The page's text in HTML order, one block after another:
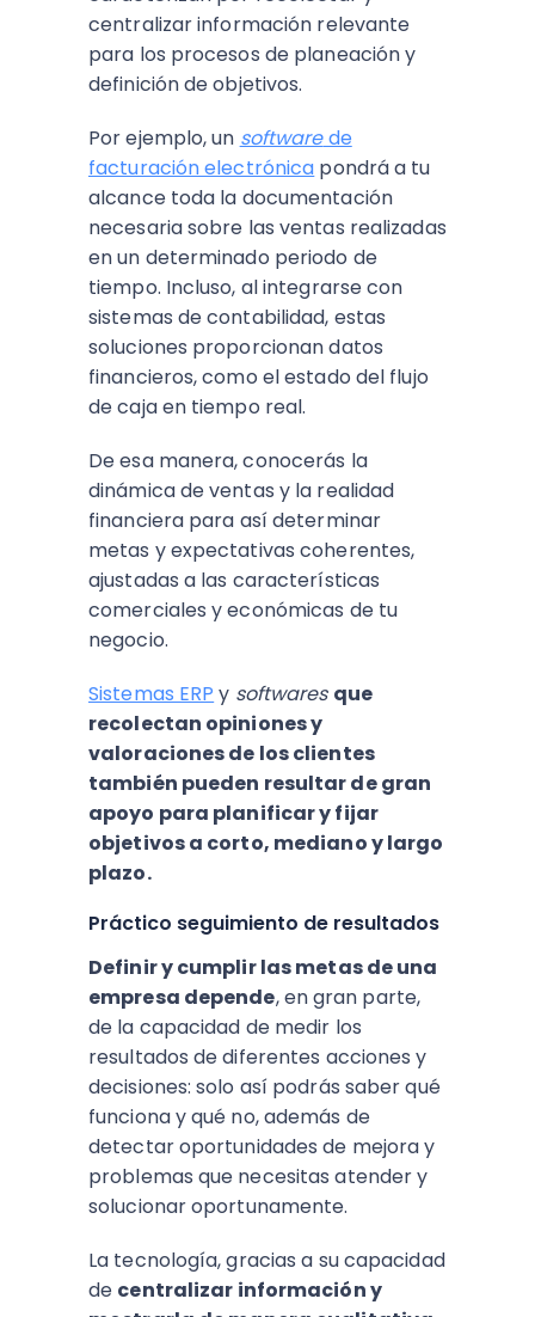
centralizar información relevante
para los procesos de planeación y
definición de objetivos.
Por ejemplo, un softwarede
facturación electrónica pondrá a tu
alcance toda la documentación
necesaria sobre las ventas realizadas
en un determinado periodo de
tiempo. Incluso, al integrarse con
sistemas de contabilidad, estas
soluciones proporcionan datos
financieros, como el estado del flujo
de caja en tiempo real.
De esa manera, conocerás la
dinámica de ventas y la realidad
financiera para así determinar
metas y expectativas coherentes,
ajustadas a las características
comerciales y económicas de tu
negocio.
Sistemas ERP y softwares que
recolectan opiniones y
valoraciones de los clientes
también pueden resultar de gran
apoyo para planificar y fijar
objetivos a corto, mediano y largo
plazo.
Práctico seguimiento de resultados
Definir y cumplir las metas de una
empresa depende, en gran parte,
de la capacidad de medir los
resultados de diferentes acciones y
decisiones: solo así podrás saber qué
funciona y qué no, además de
detectar oportunidades de mejora y
problemas que necesitas atender y
solucionar oportunamente.
La tecnología, gracias a su capacidad
de centralizar información y